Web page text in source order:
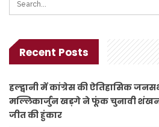
Recent Posts
हल्द्वानी में कांग्रेस की ऐतिहासिक
मल्लिकार्जुन खड़गे ने फूंक चुनावी
जीत की हुंकार